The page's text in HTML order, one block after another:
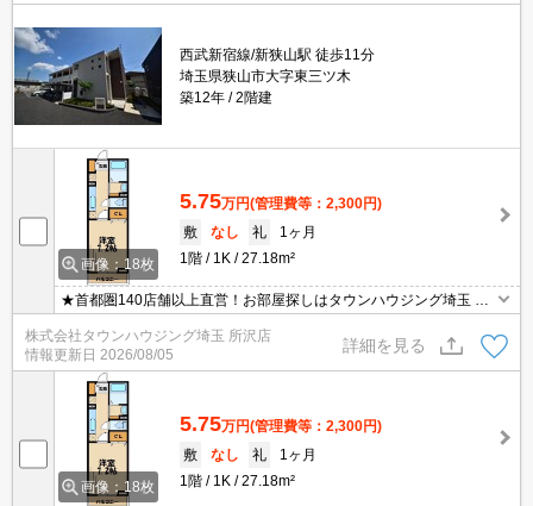
西武新宿線/新狭山駅 徒歩11分
埼玉県狭山市大字東三ツ木
築12年
2階建
画像：18枚
5.75万円(管理費等：2,300円)
敷
なし 礼
1ヶ月
1階
1K 27.18m²
★首都圏140店舗以上直営！お部屋探しはタウンハウジング埼玉 所
沢店へ★
株式会社タウンハウジング埼玉 所沢店
情報更新日 2026/08/05
詳細を見る
画像：18枚
5.75万円(管理費等：2,300円)
敷
なし 礼
1ヶ月
1階
1K 27.18m²